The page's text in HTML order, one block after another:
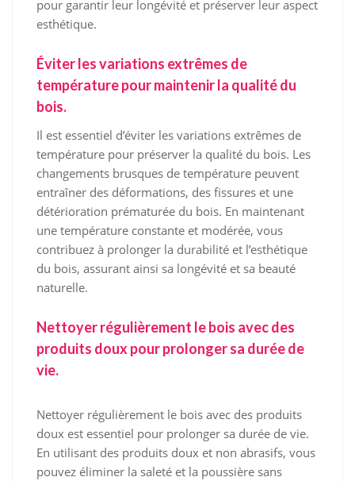
pour garantir leur longévité et préserver leur aspect
esthétique.
Éviter les variations extrêmes de
température pour maintenir la qualité du
bois.
Il est essentiel d’éviter les variations extrêmes de
température pour préserver la qualité du bois. Les
changements brusques de température peuvent
entraîner des déformations, des fissures et une
détérioration prématurée du bois. En maintenant
une température constante et modérée, vous
contribuez à prolonger la durabilité et l’esthétique
du bois, assurant ainsi sa longévité et sa beauté
naturelle.
Nettoyer régulièrement le bois avec des
produits doux pour prolonger sa durée de
vie.
Nettoyer régulièrement le bois avec des produits
doux est essentiel pour prolonger sa durée de vie.
En utilisant des produits doux et non abrasifs, vous
pouvez éliminer la saleté et la poussière sans